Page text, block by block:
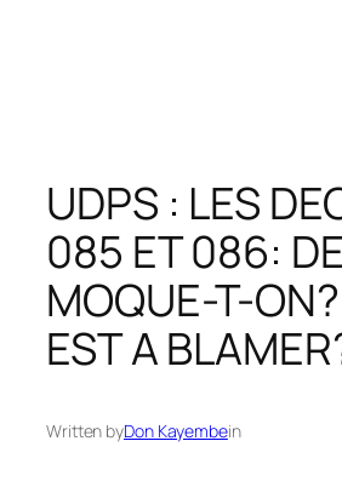
UDPS : LES
085 ET 086:
MOQUE-T-
EST A
Written byDon Kayembein